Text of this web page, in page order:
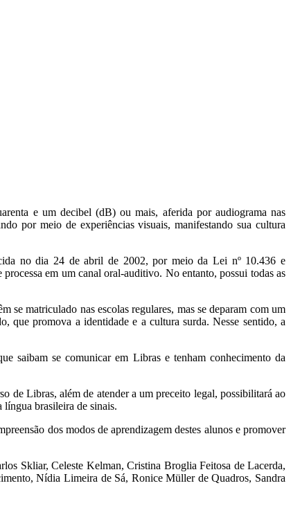
e um decibel (dB) ou mais, aferida por audiograma nas
por meio de experiências visuais, manifestando sua cultura
no dia 24 de abril de 2002, por meio da Lei nº 10.436 e
em um canal oral-auditivo. No entanto, possui todas as
se matriculado nas escolas regulares, mas se deparam com um
que promova a identidade e a cultura surda. Nesse sentido, a
saibam se comunicar em Libras e tenham conhecimento da
de Libras, além de atender a um preceito legal, possibilitará ao
brasileira de sinais.
dos modos de aprendizagem destes alunos e promover
Skliar, Celeste Kelman, Cristina Broglia Feitosa de Lacerda,
Nídia Limeira de Sá, Ronice Müller de Quadros, Sandra